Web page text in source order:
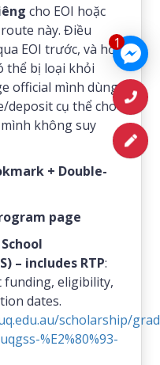
1
cho EOI hoặc
này. Điều
EOI trước, và hồ
thể bị loại khỏi
official mình dùng
deposit cụ thể cho
không suy
+ Double-
page
– includes RTP:
funding, eligibility,
dates.
scholarship/
%E2%80%93-